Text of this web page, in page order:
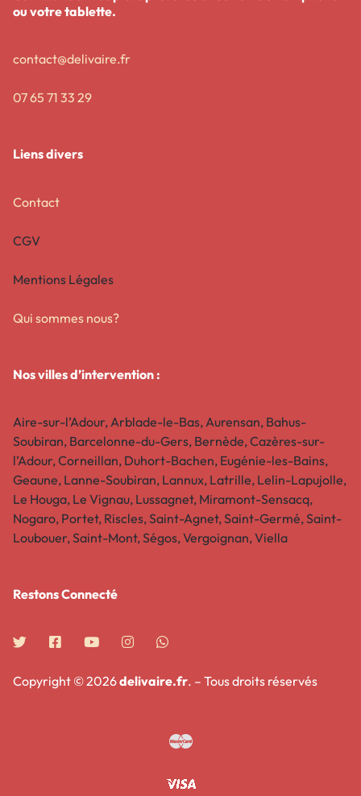
ou votre tablette.
contact@delivaire.fr
07 65 71 33 29
Liens divers
Contact
CGV
Mentions Légales
Qui sommes nous?
Nos villes d’intervention :
Aire-sur-l’Adour, Arblade-le-Bas, Aurensan, Bahus-
Soubiran, Barcelonne-du-Gers, Bernède, Cazères-sur-
l’Adour, Corneillan, Duhort-Bachen, Eugénie-les-Bains,
Geaune, Lanne-Soubiran, Lannux, Latrille, Lelin-Lapujolle,
Le Houga, Le Vignau, Lussagnet, Miramont-Sensacq,
Nogaro, Portet, Riscles, Saint-Agnet, Saint-Germé, Saint-
Loubouer, Saint-Mont, Ségos, Vergoignan, Viella
Restons Connecté​
Copyright © 2026delivaire.fr. – Tous droits réservés